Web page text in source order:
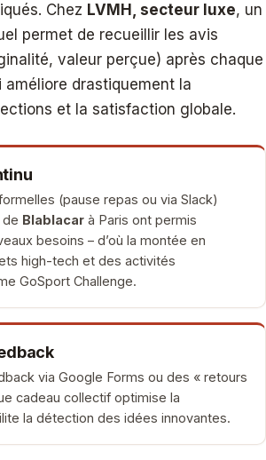
Chez LVMH, secteur luxe, un
permet de recueillir les avis
valeur perçue) après chaque
drastiquement la
et la satisfaction globale.
(pause repas ou via Slack)
de Blablacar à Paris ont permis
besoins – d’où la montée en
high-tech et des activités
GoSport Challenge.
via Google Forms ou des « retours
cadeau collectif optimise la
la détection des idées innovantes.